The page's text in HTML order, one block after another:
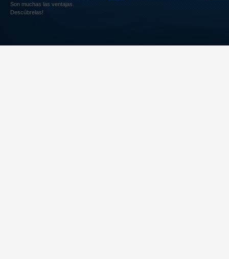
Son muchas las ventajas.
Descúbrelas!